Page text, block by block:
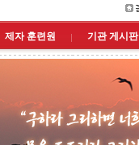
제자 훈련원 기관 게시판